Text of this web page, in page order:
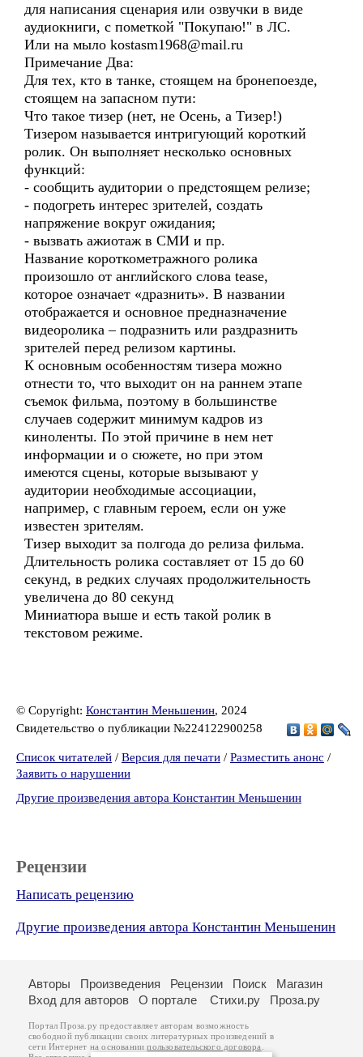
для написания сценария или озвучки в виде
аудиокниги, с пометкой "Покупаю!" в ЛС.
Или на мыло kostasm1968@mail.ru
Примечание Два:
Для тех, кто в танке, стоящем на бронепоезде,
стоящем на запасном пути:
Что такое тизер (нет, не Осень, а Тизер!)
Тизером называется интригующий короткий
ролик. Он выполняет несколько основных
функций:
- сообщить аудитории о предстоящем релизе;
- подогреть интерес зрителей, создать
напряжение вокруг ожидания;
- вызвать ажиотаж в СМИ и пр.
Название короткометражного ролика
произошло от английского слова tease,
которое означает «дразнить». В названии
отображается и основное предназначение
видеоролика – подразнить или раздразнить
зрителей перед релизом картины.
К основным особенностям тизера можно
отнести то, что выходит он на раннем этапе
съемок фильма, поэтому в большинстве
случаев содержит минимум кадров из
киноленты. По этой причине в нем нет
информации и о сюжете, но при этом
имеются сцены, которые вызывают у
аудитории необходимые ассоциации,
например, с главным героем, если он уже
известен зрителям.
Тизер выходит за полгода до релиза фильма.
Длительность ролика составляет от 15 до 60
секунд, в редких случаях продолжительность
увеличена до 80 секунд
Миниатюра выше и есть такой ролик в
текстовом режиме.
© Copyright: Константин Меньшенин, 2024
Свидетельство о публикации №224122900258
Список читателей / Версия для печати / Разместить анонс /
Заявить о нарушении
Другие произведения автора Константин Меньшенин
Рецензии
Написать рецензию
Другие произведения автора Константин Меньшенин
Авторы Произведения Рецензии Поиск
Магазин
Вход для авторов
О портале Стихи.ру Проза.ру
Портал Проза.ру предоставляет авторам возможность
свободной публикации своих литературных произведений в
сети Интернет на основаниипользовательского договора